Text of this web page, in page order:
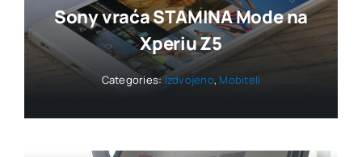
Sony vraća STAMINA Mode na
Xperiu Z5
Categories:Izdvojeno, Mobiteli